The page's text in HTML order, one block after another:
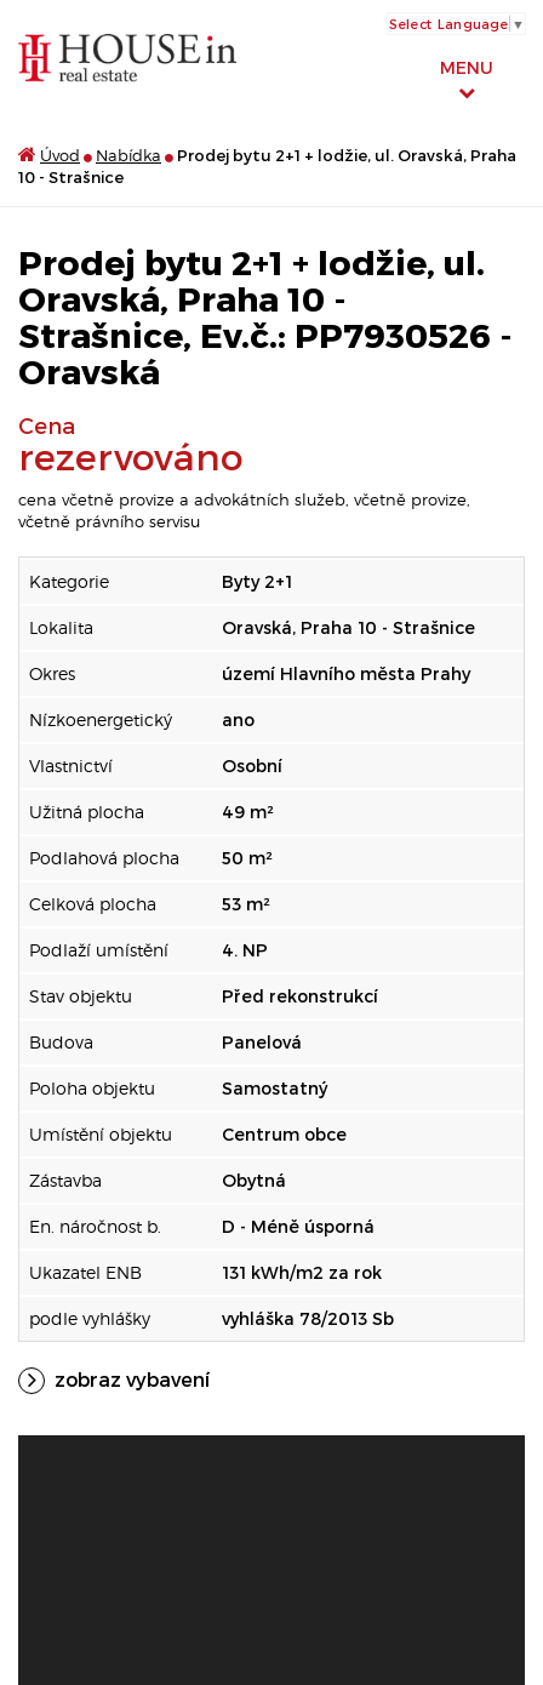
MENU
Select Language ▼
Úvod Nabídka
Prodej bytu 2+1 + lodžie, ul. Oravská, Praha
10 - Strašnice
Prodej bytu 2+1 + lodžie, ul.
Oravská, Praha 10 -
Strašnice, Ev.č.: PP7930526 -
Oravská
Cena
rezervováno
cena včetně provize a advokátních služeb, včetně provize,
včetně právního servisu
Kategorie Byty 2+1
Lokalita Oravská, Praha 10 - Strašnice
Okres území Hlavního města Prahy
Nízkoenergetický ano
Vlastnictví Osobní
Užitná plocha 49 m²
Podlahová plocha 50 m²
Celková plocha 53 m²
Podlaží umístění 4. NP
Stav objektu Před rekonstrukcí
Budova Panelová
Poloha objektu Samostatný
Umístění objektu Centrum obce
Zástavba Obytná
En. náročnost b. D - Méně úsporná
Ukazatel ENB 131 kWh/m2 za rok
podle vyhlášky vyhláška 78/2013 Sb
zobraz vybavení